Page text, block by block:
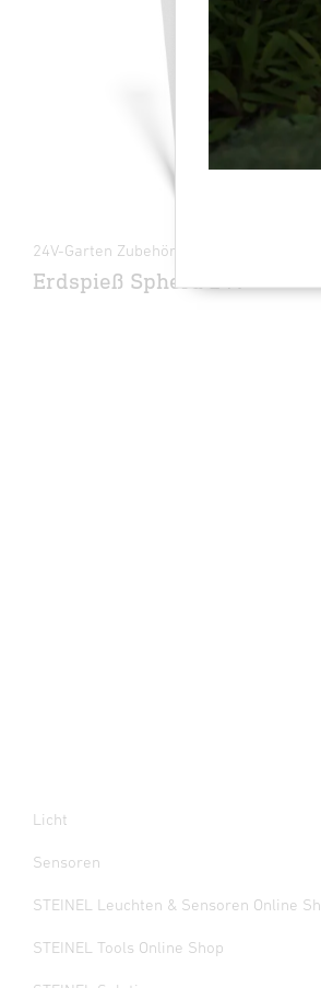
24V-Garten Zubehör
Erdspieß Sphera 24V
Licht
Sensoren
STEINEL Leuchten & Sensoren Online
STEINEL Tools Online Shop